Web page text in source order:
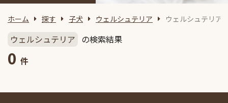
ホーム 探す 子犬 ウェルシュテリア ウェルシュテリア
ウェルシュテリア の検索結果
0 件